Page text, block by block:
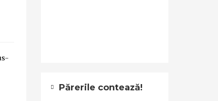
Părerile contează!